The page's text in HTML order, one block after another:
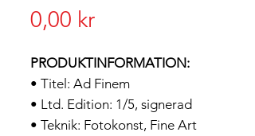
0,00 krPris
PRODUKTINFORMATION:
• Titel: Ad Finem
• Ltd. Edition: 1/5, signerad
• Teknik: Fotokonst, Fine Art